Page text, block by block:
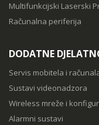
Multifunkcijski Laserski
Računalna periferija
DODATNE
Servis mobitela i
Sustavi videonadzora
Wireless mreže i
Alarmni sustavi